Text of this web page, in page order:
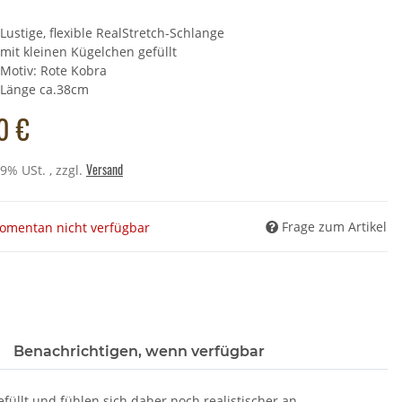
Lustige, flexible RealStretch-Schlange
mit kleinen Kügelchen gefüllt
Motiv: Rote Kobra
Länge ca.38cm
€
USt. , zzgl. Versand
nicht verfügbar Frage zum Artikel
Benachrichtigen, wenn verfügbar
- Schwein - 21 cm
€*